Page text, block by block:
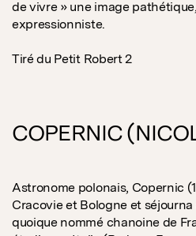
de vivre » une image
expressionniste.
Tiré du Petit Robert 2
COPERNIC
Astronome polonais, Copernic
Cracovie et Bologne et séjourna
quoique nommé chanoine de